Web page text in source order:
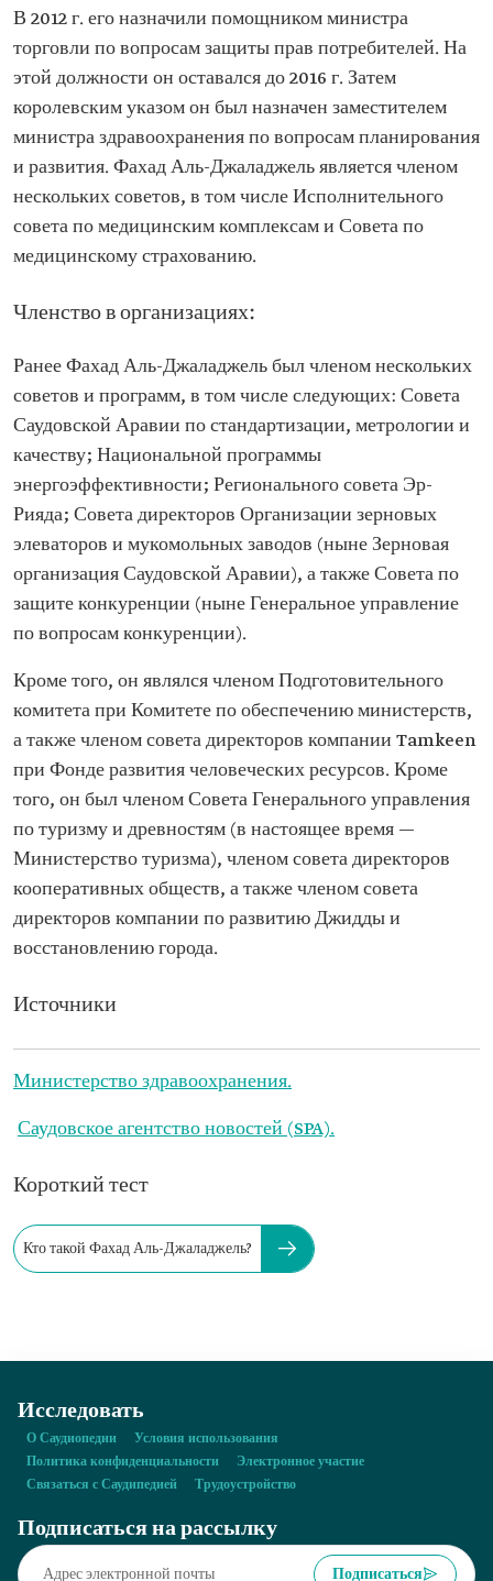
В 2012 г. его назначили помощником министра
торговли по вопросам защиты прав потребителей. На
этой должности он оставался до 2016 г. Затем
королевским указом он был назначен заместителем
министра здравоохранения по вопросам планирования
и развития. Фахад Аль-Джаладжель является членом
нескольких советов, в том числе Исполнительного
совета по медицинским комплексам и Совета по
медицинскому страхованию.
Членство в организациях:
Ранее Фахад Аль-Джаладжель был членом нескольких
советов и программ, в том числе следующих: Совета
Саудовской Аравии по стандартизации, метрологии и
качеству; Национальной программы
энергоэффективности; Регионального совета Эр-
Рияда; Совета директоров Организации зерновых
элеваторов и мукомольных заводов (ныне Зерновая
организация Саудовской Аравии), а также Совета по
защите конкуренции (ныне Генеральное управление
по вопросам конкуренции).
Кроме того, он являлся членом Подготовительного
комитета при Комитете по обеспечению министерств,
а также членом совета директоров компании Tamkeen
при Фонде развития человеческих ресурсов. Кроме
того, он был членом Совета Генерального управления
по туризму и древностям (в настоящее время —
Министерство туризма), членом совета директоров
кооперативных обществ, а также членом совета
директоров компании по развитию Джидды и
восстановлению города.
Источники
Министерство здравоохранения.
Саудовское агентство новостей (SPA).
Короткий тест
Кто такой Фахад Аль-Джаладжель?
Исследовать
О Саудиопедии
Условия использования
Политика конфиденциальности
Электронное участие
Связаться с Саудипедией
Трудоустройство
Подписаться на рассылку
Подписаться